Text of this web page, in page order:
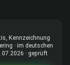
Kennzeichnung
· im deutschen
· geprüft